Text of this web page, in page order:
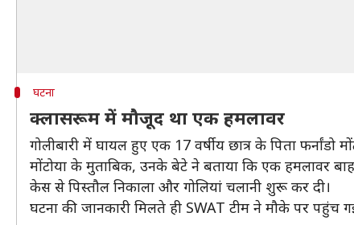
घटना
क्लासरूम में मौजूद था एक हमलावर
गोलीबारी में घायल हुए एक 17 वर्षीय छात्र के पिता फर्नांडो
मोंटोया के मुताबिक, उनके बेटे ने बताया कि एक हमलावर
केस से पिस्तौल निकाला और गोलियां चलानी शुरू कर दी।
घटना की जानकारी मिलते ही SWAT टीम ने मौके पर पहुंच